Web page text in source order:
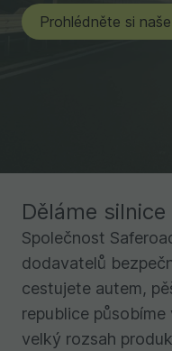
Prohlédněte si
Děláme
Společnost
dodavatelů
cestujete autem,
republice
velký rozsah